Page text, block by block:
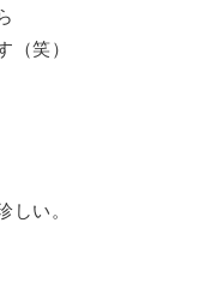
（笑）
しい。